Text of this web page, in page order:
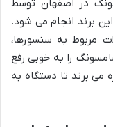
در اصفهان توسط
برند انجام می شود.
مربوط به سنسورها،
را به خوبی رفع
می برند تا دستگاه به